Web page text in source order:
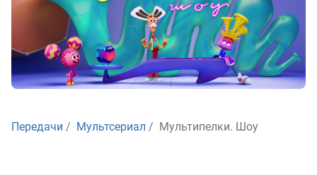
Передачи Мультсериал Мультипелки. Шоу